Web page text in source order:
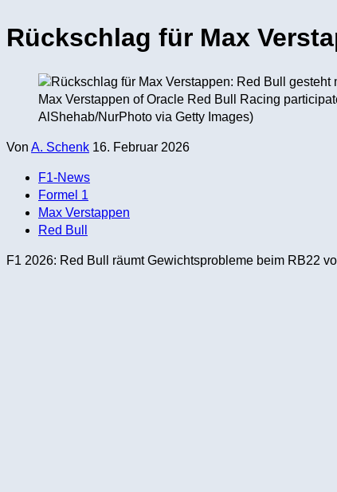
Rückschlag für Max
Max Verstappen of Oracle Red Bull Racing
AlShehab/NurPhoto via Getty Images)
Von A. Schenk 16. Februar 2026
F1-News
Formel 1
Max Verstappen
Red Bull
F1 2026: Red Bull räumt Gewichtsprobleme beim RB22